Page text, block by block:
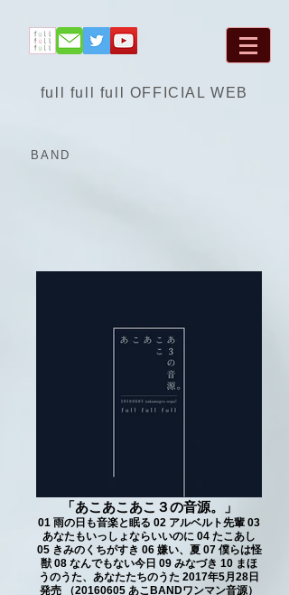
full full full OFFICIAL WEB
BAND
「あこあこあこ３の音源。」
01 雨の日も音楽と眠る 02 アルベルト先輩 03
あなたもいっしょならいいのに 04 たこあし
05 きみのくちがすき 06 嫌い、夏 07 僕らは怪
獣 08 なんでもない今日 09 みなづき 10 まほ
うのうた、あなたたちのうた 2017年5月28日
発売 （20160605 あこBANDワンマン音源）